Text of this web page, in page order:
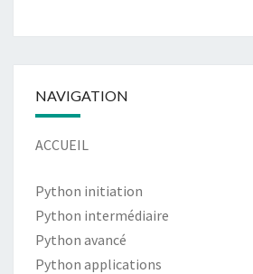
NAVIGATION
ACCUEIL
Python initiation
Python intermédiaire
Python avancé
Python applications